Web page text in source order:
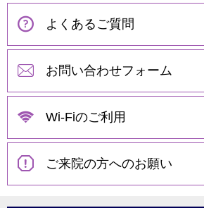
よくあるご質問
お問い合わせフォーム
Wi-Fiのご利用
ご来院の方へのお願い